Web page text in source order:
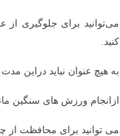
می‌توانید برای جلوگیری از
کنید.
به هیچ عنوان نباید دراین
ازانجام ورزش های سنگین
می توانید برای محافظت از